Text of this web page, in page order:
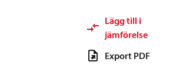
Lägg till i
jämförelse
Export PDF